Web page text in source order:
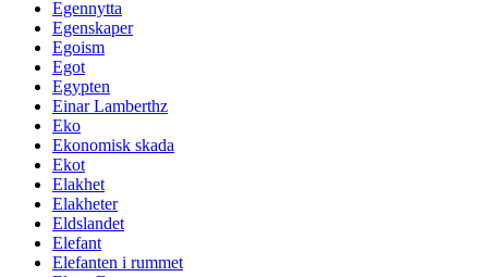
Egennytta
Egenskaper
Egoism
Egot
Egypten
Einar Lamberthz
Eko
Ekonomisk skada
Ekot
Elakhet
Elakheter
Eldslandet
Elefant
Elefanten i rummet